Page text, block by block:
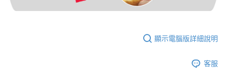
顯示電腦版詳細說明
客服